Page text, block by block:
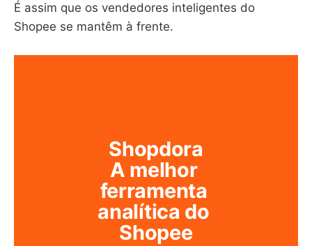
É assim que os vendedores inteligentes do
Shopee se mantêm à frente.
Shopdora
A melhor
ferramenta
analítica do
Shopee